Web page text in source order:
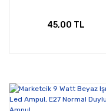
45,00 TL